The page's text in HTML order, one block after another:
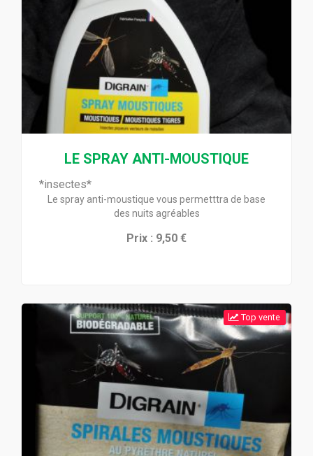
LE SPRAY ANTI-MOUSTIQUE
*insectes*
Le spray anti-moustique vous permetttra de base
des nuits agréables
Prix : 9,50 €
Top vente